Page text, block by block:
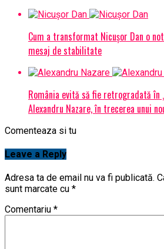
Cum a transformat Nicușor Dan o
mesaj de stabilitate
România evită să fie retrogradată în
Alexandru Nazare, în trecerea unui
Comenteaza si tu
Leave a Reply
Adresa ta de email nu va fi publicată.
sunt marcate cu *
Comentariu *